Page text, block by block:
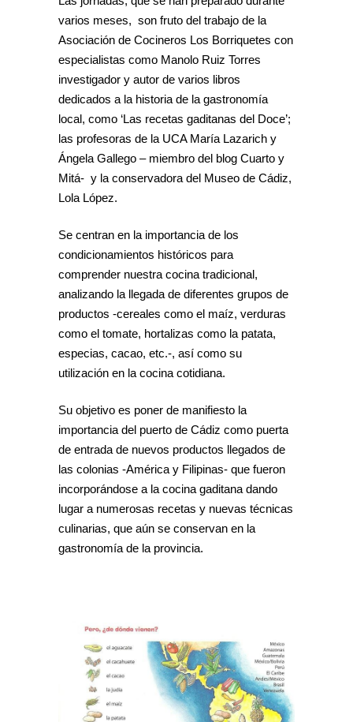
varios meses, son fruto del trabajo de la
Asociación de Cocineros Los Borriquetes con
especialistas como Manolo Ruiz Torres
investigador y autor de varios libros
dedicados a la historia de la gastronomía
local, como ‘Las recetas gaditanas del Doce’;
las profesoras de la UCA María Lazarich y
Ángela Gallego – miembro del blog Cuarto y
Mitá- y la conservadora del Museo de Cádiz,
Lola López.
Se centran en la importancia de los
condicionamientos históricos para
comprender nuestra cocina tradicional,
analizando la llegada de diferentes grupos de
productos -cereales como el maíz, verduras
como el tomate, hortalizas como la patata,
especias, cacao, etc.-, así como su
utilización en la cocina cotidiana.
Su objetivo es poner de manifiesto la
importancia del puerto de Cádiz como puerta
de entrada de nuevos productos llegados de
las colonias -América y Filipinas- que fueron
incorporándose a la cocina gaditana dando
lugar a numerosas recetas y nuevas técnicas
culinarias, que aún se conservan en la
gastronomía de la provincia.